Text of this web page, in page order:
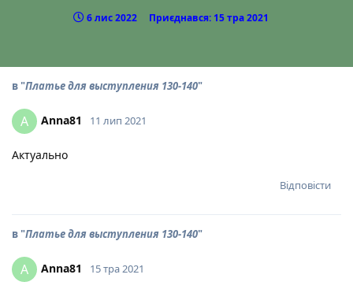
6 лис 2022 Приєднався: 15 тра 2021
в "Платье для выступления 130-140"
A Anna81 11 лип 2021
Актуально
Відповісти
в "Платье для выступления 130-140"
A Anna81 15 тра 2021